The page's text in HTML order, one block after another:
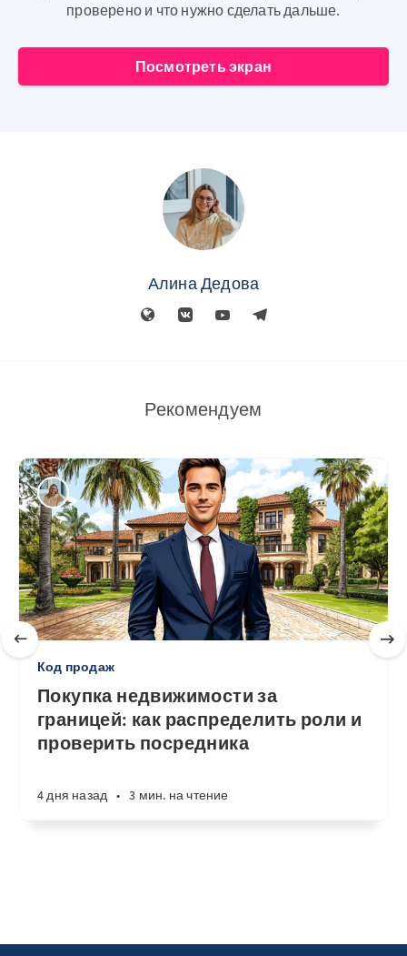
проверено и что нужно сделать дальше.
Посмотреть экран
Алина Дедова
Рекомендуем
Код продаж
Покупка недвижимости за
границей: как распределить роли и
проверить посредника
4 дня назад • 3 мин. на чтение